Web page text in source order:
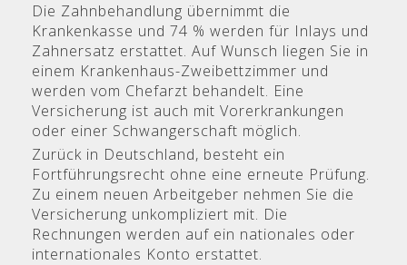
Die Zahnbehandlung übernimmt die
Krankenkasse und 74 % werden für Inlays und
Zahnersatz erstattet. Auf Wunsch liegen Sie in
einem Krankenhaus-Zweibettzimmer und
werden vom Chefarzt behandelt. Eine
Versicherung ist auch mit Vorerkrankungen
oder einer Schwangerschaft möglich.
Zurück in Deutschland, besteht ein
Fortführungsrecht ohne eine erneute Prüfung.
Zu einem neuen Arbeitgeber nehmen Sie die
Versicherung unkompliziert mit. Die
Rechnungen werden auf ein nationales oder
internationales Konto erstattet.